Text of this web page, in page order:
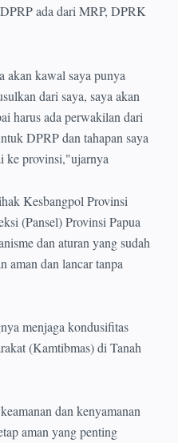
ada dari MRP, DPRK
akan kawal saya punya
dari saya, saya akan
harus ada perwakilan dari
DPRP dan tahapan saya
ke provinsi,"ujarnya
Kesbangpol Provinsi
(Pansel) Provinsi Papua
dan aturan yang sudah
aman dan lancar tanpa
menjaga kondusifitas
(Kamtibmas) di Tanah
dan kenyamanan
aman yang penting